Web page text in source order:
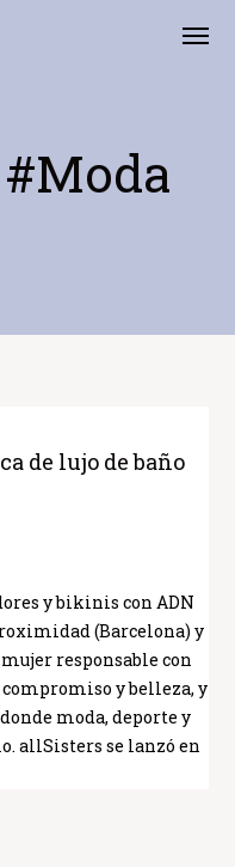
de lujo de baño
y bikinis con ADN
(Barcelona) y
responsable con
y belleza, y
moda, deporte y
allSisters se lanzó en